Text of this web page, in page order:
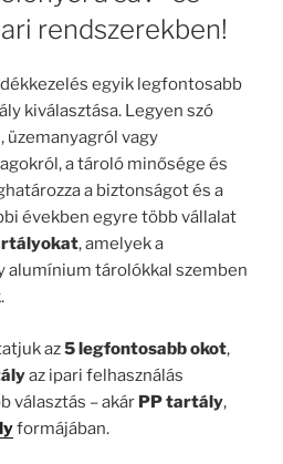
rendszerekben!
egyik legfontosabb
kiválasztása. Legyen szó
üzemanyagról vagy
a tároló minősége és
a biztonságot és a
években egyre több vállalat
, amelyek a
alumínium tárolókkal szemben
az5 legfontosabb okot,
az ipari felhasználás
választás – akár PP tartály,
formájában.